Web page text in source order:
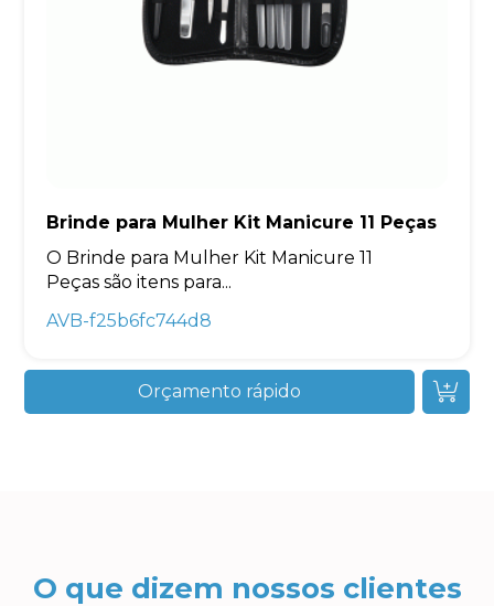
Brinde para Mulher Kit Manicure 11 Peças
O Brinde para Mulher Kit Manicure 11
Peças são itens para...
AVB-f25b6fc744d8
Orçamento rápido
O que dizem nossos clientes